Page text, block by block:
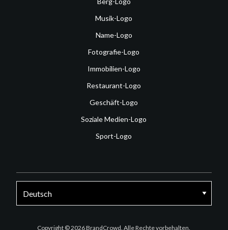
Musik-Logo
Name-Logo
Fotografie-Logo
Immobilien-Logo
Restaurant-Logo
Geschäft-Logo
Soziale Medien-Logo
Sport-Logo
Copyright © 2026 BrandCrowd. Alle Rechte vorbehalten.